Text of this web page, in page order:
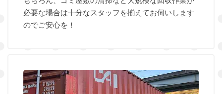
必要な場合は十分なスタッフを揃えてお伺いします
のでご安心を！